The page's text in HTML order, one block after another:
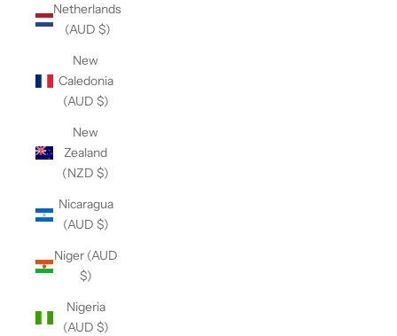
Netherlands
(AUD $)
New
Caledonia
(AUD $)
New
Zealand
(NZD $)
Nicaragua
(AUD $)
Niger (AUD
$)
Nigeria
(AUD $)